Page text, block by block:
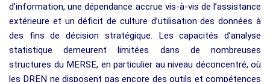
d’information, une dépendance accrue vis-à-vis de l’assistance
extérieure et un déficit de culture d’utilisation des données à
des fins de décision stratégique. Les capacités d’analyse
statistique demeurent limitées dans de nombreuses
structures du MERSE, en particulier au niveau déconcentré, où
les DREN ne disposent pas encore des outils et compétences